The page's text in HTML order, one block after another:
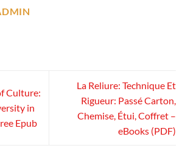
Culture:
in
Epub
La Reliure: Technique Et
Rigueur: Passé Carton,
Chemise, Étui, Coffret –
eBooks (PDF)